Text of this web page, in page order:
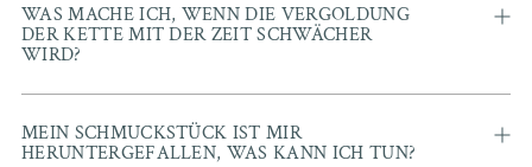
WAS MACHE ICH, WENN DIE VERGOLDUNG
DER KETTE MIT DER ZEIT SCHWÄCHER
WIRD?
MEIN SCHMUCKSTÜCK IST MIR
HERUNTERGEFALLEN, WAS KANN ICH TUN?